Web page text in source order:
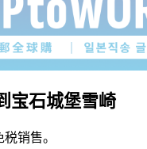
宝石城堡雪崎
销售。
前检查